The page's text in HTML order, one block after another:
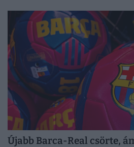
Újabb Barca-Real csörte,